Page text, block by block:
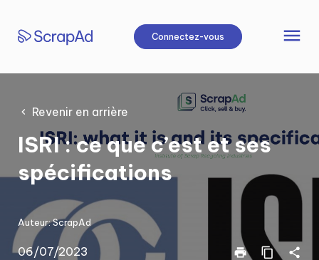
contenu
Connectez-vous menu
Revenir en arrière
ISRI : ce que c’est et ses
spécifications
Auteur:ScrapAd
06/07/2023 print content_copy share